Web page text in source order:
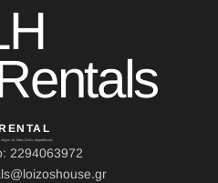
Λόχου 10, Κάτω Σούλι, Μαραθώνας
2294063972